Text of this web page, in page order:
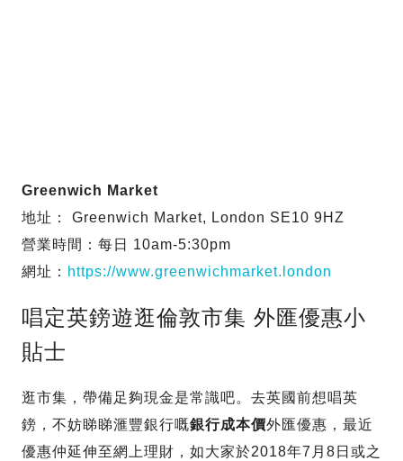
Greenwich Market
地址： Greenwich Market, London SE10 9HZ
營業時間：每日 10am-5:30pm
網址： https://www.greenwichmarket.london
唱定英鎊遊逛倫敦市集 外匯優惠小
貼士
逛市集，帶備足夠現金是常識吧。去英國前想唱英
鎊，不妨睇睇滙豐銀行嘅銀行成本價外匯優惠，最近
優惠仲延伸至網上理財，如大家於2018年7月8日或之